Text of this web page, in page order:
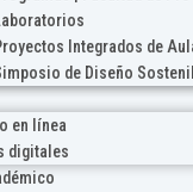
Integrados de
de Diseño
en línea
digitales